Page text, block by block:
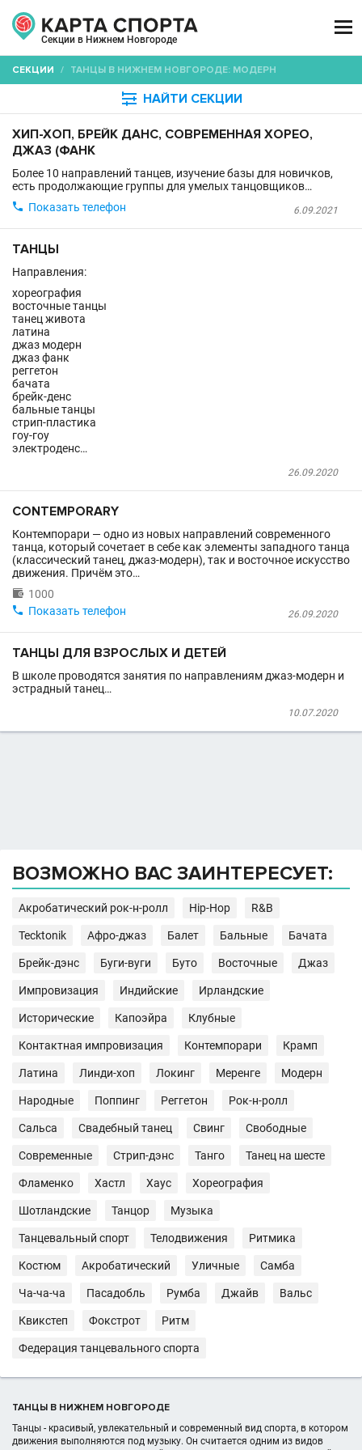
Секции в Нижнем Новгороде

СЕКЦИИ / ТАНЦЫ В НИЖНЕМ НОВГОРОДЕ: МОДЕРН
 НАЙТИ СЕКЦИИ
ХИП-ХОП, БРЕЙК ДАНС, СОВРЕМЕННАЯ ХОРЕО,
ДЖАЗ (ФАНК
Более 10 направлений танцев, изучение базы для новичков,
есть продолжающие группы для умелых танцовщиков…
6.09.2021
 Показать телефон
ТАНЦЫ
Направления:
хореография
восточные танцы
танец живота
латина
джаз модерн
джаз фанк
реггетон
бачата
брейк-денс
бальные танцы
стрип-пластика
гоу-гоу
электроденс…
26.09.2020
CONTEMPORARY
Контемпорари — одно из новых направлений современного
танца, который сочетает в себе как элементы западного танца
(классический танец, джаз-модерн), так и восточное искусство
движения. Причём это…
 1000
26.09.2020
 Показать телефон
ТАНЦЫ ДЛЯ ВЗРОСЛЫХ И ДЕТЕЙ
В школе проводятся занятия по направлениям джаз-модерн и
эстрадный танец…
10.07.2020
ВОЗМОЖНО ВАС ЗАИНТЕРЕСУЕТ:
Акробатический рок-н-ролл Hip-Hop R&B
Tecktonik Афро-джаз Балет Бальные Бачата
Брейк-дэнс Буги-вуги Буто Восточные Джаз
Импровизация Индийские Ирландские
Исторические Капоэйра Клубные
Контактная импровизация Контемпорари Крамп
Латина Линди-хоп Локинг Меренге Модерн
Народные Поппинг Реггетон Рок-н-ролл
Сальса Свадебный танец Свинг Свободные
Современные Стрип-дэнс Танго Танец на шесте
Фламенко Хастл Хаус Хореография
Шотландские Танцор Музыка
Танцевальный спорт Телодвижения Ритмика
Костюм Акробатический Уличные Самба
Ча-ча-ча Пасадобль Румба Джайв Вальс
Квикстеп Фокстрот Ритм
Федерация танцевального спорта
ТАНЦЫ В НИЖНЕМ НОВГОРОДЕ
Танцы - красивый, увлекательный и современный вид спорта, в котором
движения выполняются под музыку. Он считается одним из видов